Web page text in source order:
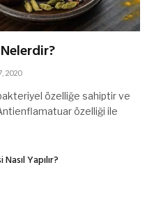
2020
özelliğe sahiptir ve
özelliği ile
Yapılır?